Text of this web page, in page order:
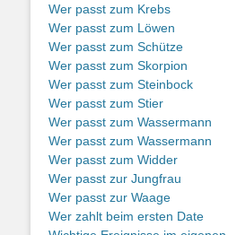
Wer passt zum Krebs
Wer passt zum Löwen
Wer passt zum Schütze
Wer passt zum Skorpion
Wer passt zum Steinbock
Wer passt zum Stier
Wer passt zum Wassermann
Wer passt zum Wassermann
Wer passt zum Widder
Wer passt zur Jungfrau
Wer passt zur Waage
Wer zahlt beim ersten Date